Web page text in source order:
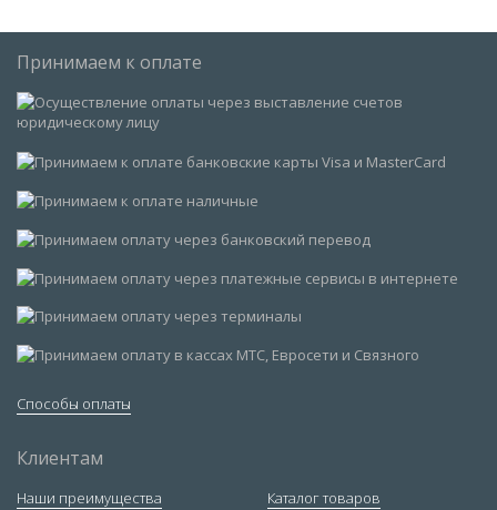
Принимаем к оплате
Способы оплаты
Клиентам
Наши преимущества
Каталог товаров